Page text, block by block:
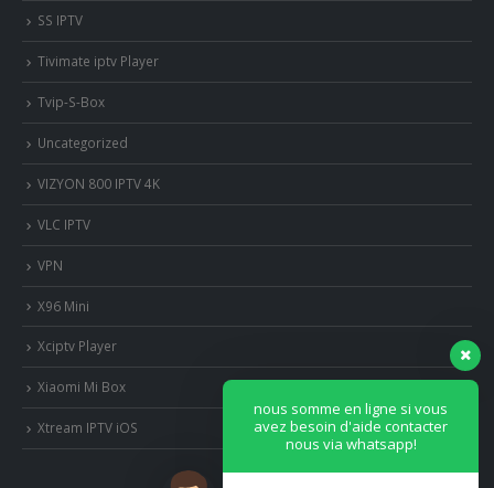
SS IPTV
Tivimate iptv Player
Tvip-S-Box
Uncategorized
VIZYON 800 IPTV 4K
VLC IPTV
VPN
X96 Mini
Xciptv Player
Xiaomi Mi Box
Xtream IPTV iOS
nous somme en ligne si vous
avez besoin d'aide contacter
nous via whatsapp!